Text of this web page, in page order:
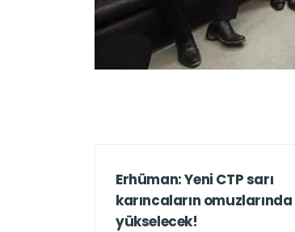
Erhüman: Yeni CTP sarı
karıncaların omuzlarında
yükselecek!